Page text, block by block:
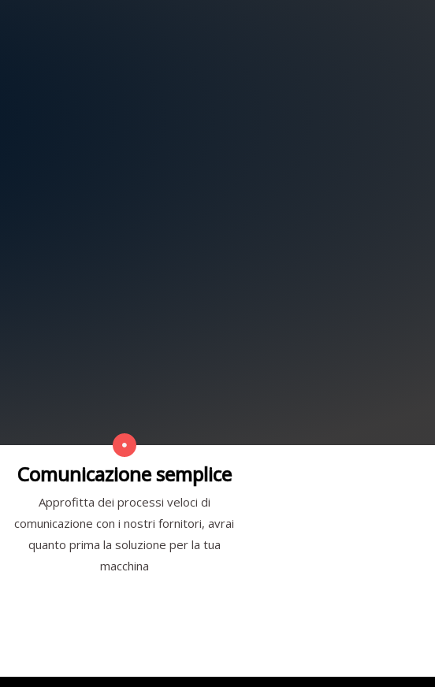
Comunicazione semplice
Approfitta dei processi veloci di
comunicazione con i nostri fornitori, avrai
quanto prima la soluzione per la tua
macchina